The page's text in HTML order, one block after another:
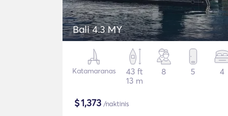
Bali 4.3 MY
Katamaranas
43 ft
13 m
8 5 4
$1,373 /naktinis